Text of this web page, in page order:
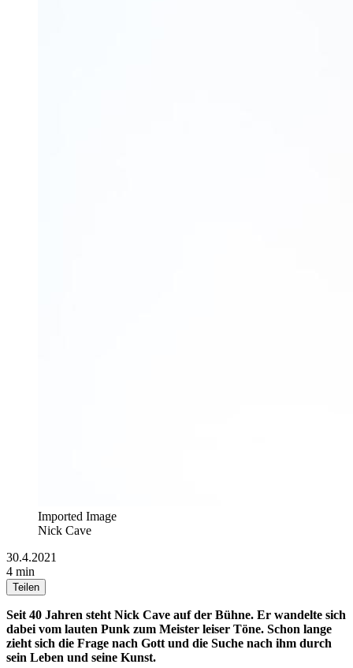
Imported Image
Nick Cave
30.4.2021
4 min
Teilen
Seit 40 Jahren steht Nick Cave auf der Bühne. Er wandelte sich
dabei vom lauten Punk zum Meister leiser Töne. Schon lange
zieht sich die Frage nach Gott und die Suche nach ihm durch
sein Leben und seine Kunst.